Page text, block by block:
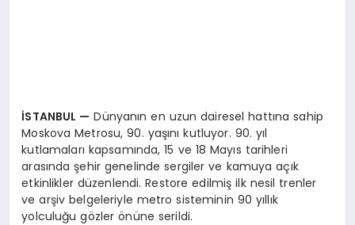
İSTANBUL — Dünyanın en uzun dairesel hattına sahip
Moskova Metrosu, 90. yaşını kutluyor. 90. yıl
kutlamaları kapsamında, 15 ve 18 Mayıs tarihleri
arasında şehir genelinde sergiler ve kamuya açık
etkinlikler düzenlendi. Restore edilmiş ilk nesil trenler
ve arşiv belgeleriyle metro sisteminin 90 yıllık
yolculuğu gözler önüne serildi.